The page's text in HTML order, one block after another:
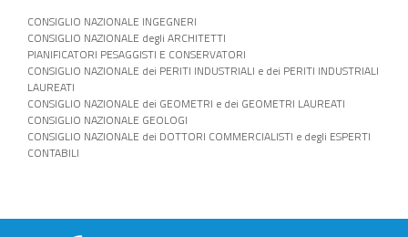
CONSIGLIO NAZIONALE INGEGNERI
CONSIGLIO NAZIONALE degli ARCHITETTI
PIANIFICATORI PESAGGISTI E CONSERVATORI
CONSIGLIO NAZIONALE dei PERITI INDUSTRIALI e dei PERITI INDUSTRIALI
LAUREATI
CONSIGLIO NAZIONALE dei GEOMETRI e dei GEOMETRI LAUREATI
CONSIGLIO NAZIONALE GEOLOGI
CONSIGLIO NAZIONALE dei DOTTORI COMMERCIALISTI e degli ESPERTI
CONTABILI